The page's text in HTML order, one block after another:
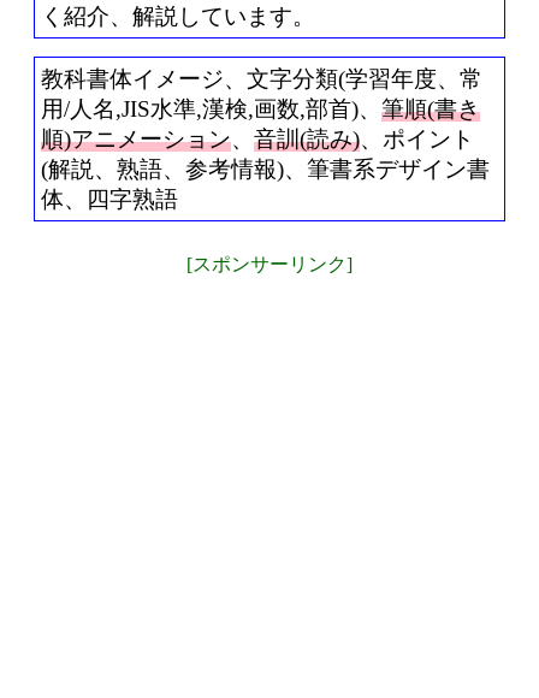
く紹介、解説しています。
教科書体イメージ、文字分類(学習年度、常
用/人名,JIS水準,漢検,画数,部首)、 筆順(書き
順)アニメーション、 音訓(読み)、ポイント
(解説、熟語、参考情報)、筆書系デザイン書
体、四字熟語
[スポンサーリンク]